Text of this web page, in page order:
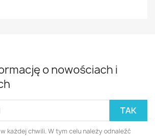
o nowościach i
każdej chwili. W tym celu należy odnaleźć